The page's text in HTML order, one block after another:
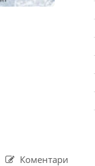
Коментари